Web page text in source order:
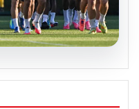
Kadrosunda
Kritik